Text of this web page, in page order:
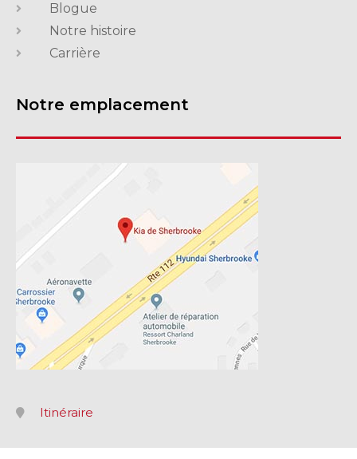
Blogue
Notre histoire
Carrière
Notre emplacement
Itinéraire